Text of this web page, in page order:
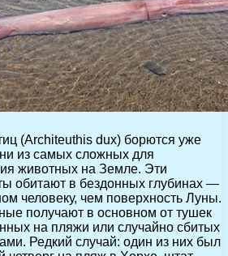
(Architeuthis dux) борются уже
из самых сложных для
животных на Земле. Эти
обитают в бездонных глубинах —
человеку, чем поверхность Луны.
получают в основном от тушек
на пляжи или случайно сбитых
Редкий случай: один из них был